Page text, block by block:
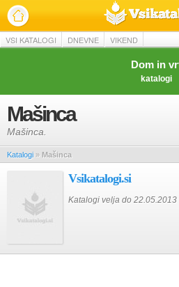
VSI KATALOGI DNEVNE VIKEND
Dom in
katalogi
Mašinca
Mašinca.
Katalogi » Mašinca
Vsikatalogi.si
Katalogi velja do 22.05.2013